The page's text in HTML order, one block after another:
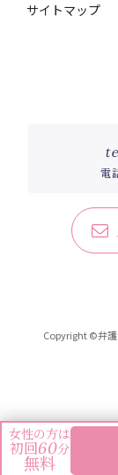
電
サイトマップ
Copyright ©弁護
女性の方は
初回60分
無料